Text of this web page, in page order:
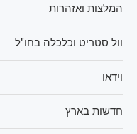
המלצות ואזהרות
וול סטריט וכלכלה בחו"ל
וידאו
חדשות בארץ